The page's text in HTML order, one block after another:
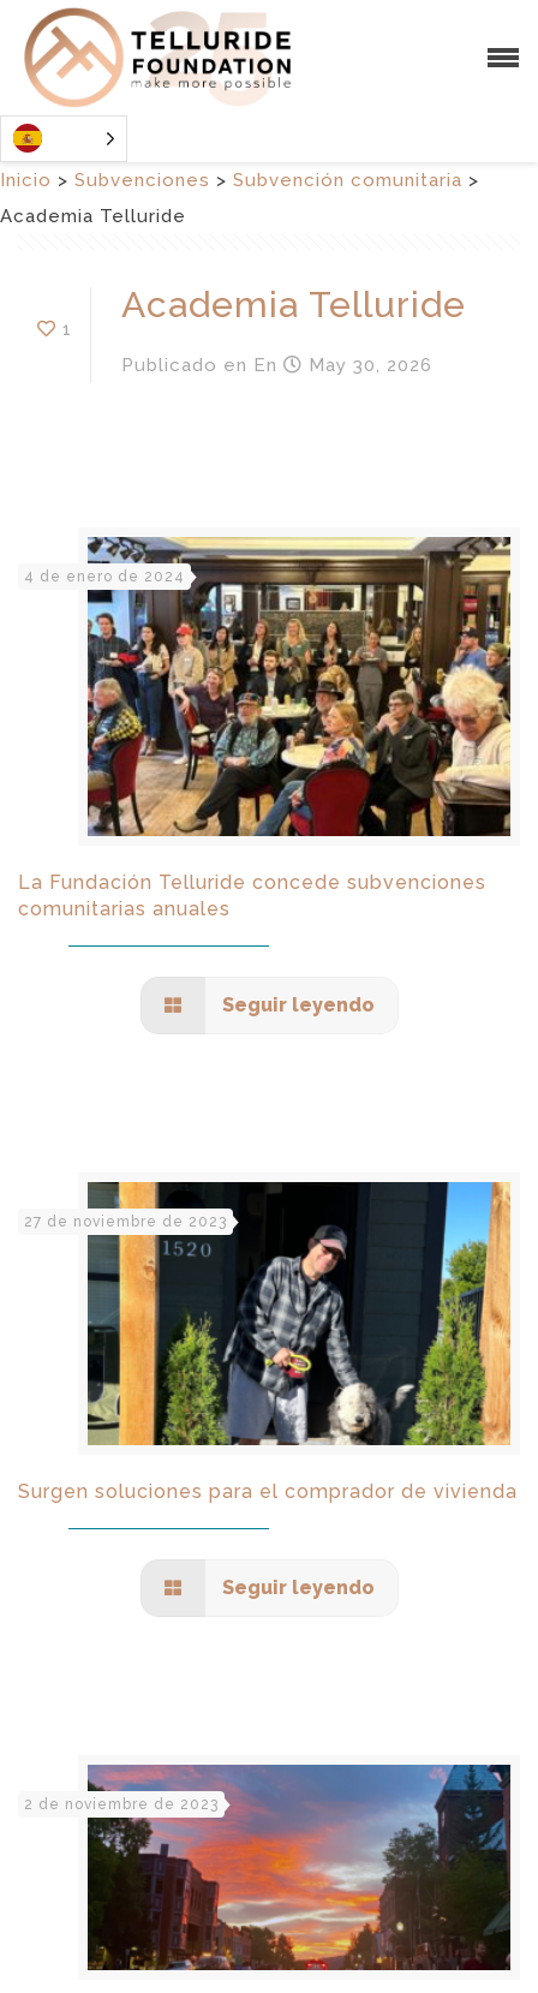
Inicio > Subvenciones > Subvención comunitaria >
Academia Telluride
1
Academia Telluride
Publicado en En May 30, 2026
4 de enero de 2024
La Fundación Telluride concede subvenciones
comunitarias anuales
Seguir leyendo
27 de noviembre de 2023
Surgen soluciones para el comprador de vivienda
Seguir leyendo
2 de noviembre de 2023